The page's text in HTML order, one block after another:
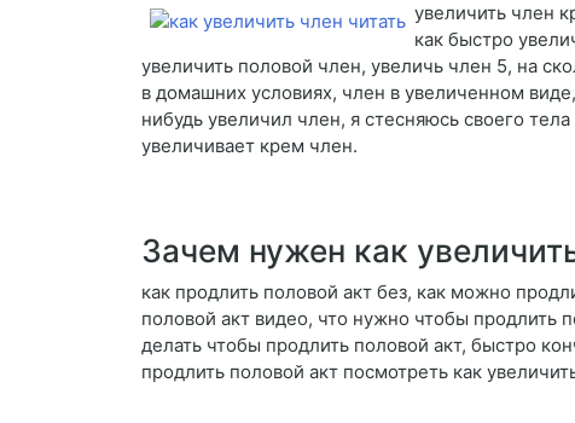
увеличить член
как быстро
увеличить половой член, увеличь член 5, на
в домашних условиях, член в увеличенном
нибудь увеличил член, я стесняюсь своего
увеличивает крем член.
Зачем нужен как
как продлить половой акт без, как можно
половой акт видео, что нужно чтобы продлить
делать чтобы продлить половой акт, быстро
продлить половой акт посмотреть как